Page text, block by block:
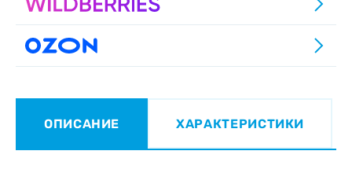
ОПИСАНИЕ ХАРАКТЕРИСТИКИ